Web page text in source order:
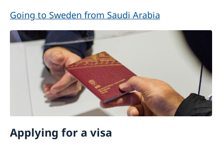
Going to Sweden from Saudi Arabia
Applying for a visa